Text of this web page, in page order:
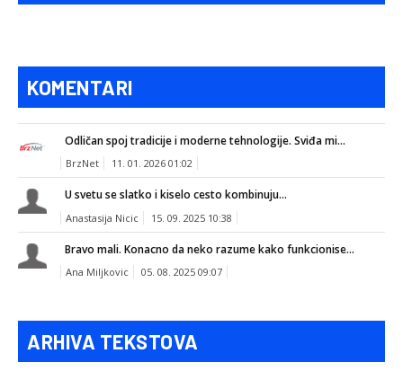
KOMENTARI
Odličan spoj tradicije i moderne tehnologije. Sviđa mi...
BrzNet 11. 01. 2026 01:02
U svetu se slatko i kiselo cesto kombinuju...
Anastasija Nicic 15. 09. 2025 10:38
Bravo mali. Konacno da neko razume kako funkcionise...
Ana Miljkovic 05. 08. 2025 09:07
ARHIVA TEKSTOVA